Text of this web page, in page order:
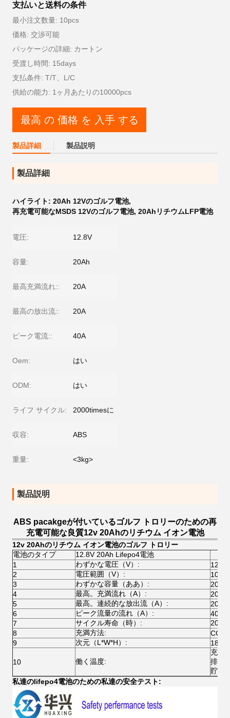
支払いと送料の条件
最小注文数量: 10pcs
価格: 交渉可能
パッケージの詳細: カートン
受渡し時間: 15days
支払条件: T/T、L/C
供給の能力: 1ヶ月あたりの10000pcs
最高 の 価格 を 入手 する
製品詳細 製品説明
製品詳細
ハイライト: 20Ah 12Vのゴルフ電池,
再充電可能なMSDS 12Vのゴルフ電池, 20AhリチウムLFP電池
電圧: 12.8V
容量: 20Ah
最高充満流れ:: 20A
最高の放出流:: 20A
ピーク電流:: 40A
Oem: はい
ODM: はい
ライフ サイクル: 2000timesに
収容: ABS
重量: <3kg>
製品説明
ABS pacakgeが付いているゴルフ トロリーのための再
充電可能な良質12v 20Ahのリチウム イオン電池
12v 20Ahのリチウム イオン電池のゴルフ トロリー
電池のタイプ
12.8V 20Ah Lifepo4電池
1
わずかな電圧（V）:
12.8V
2
電圧範囲（V）:
3
わずかな容量（ああ）:
20
4
最高。充満流れ（A）:
20
5
最高。連続的な放出流（A）:
20
6
ピーク流量の流れ（A）:
40
7
サイクル寿命（時）:
8
充満方法:
CC/
9
次元（L*W*H）:
10 働く温度:
充満
排出
貯蔵
私達のlifepo4電池のための私達の安全テスト: